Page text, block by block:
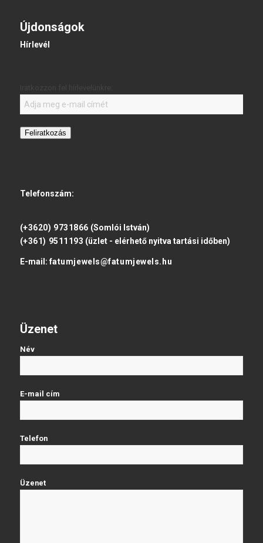
Újdonságok
Hírlevél
Feliratkozás
Telefonszám:
(+3620) 9731866 (Somlói István)
(+361) 9511193 (üzlet - elérhető nyitva tartási időben)
E-mail: fatumjewels@fatumjewels.hu
Üzenet
Név
E-mail cím
Telefon
Üzenet